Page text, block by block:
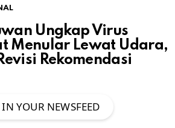
Ungkap Virus
Menular Lewat Udara,
Rekomendasi
IN YOUR NEWSFEED